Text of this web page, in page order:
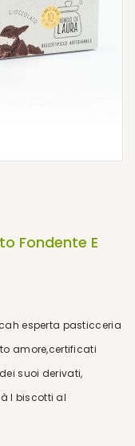
Fondente E
esperta pasticceria
amore,certificati
suoi derivati,
I biscotti al